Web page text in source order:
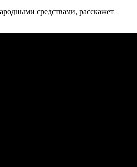
средствами, расскажет